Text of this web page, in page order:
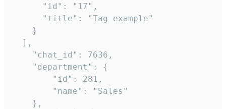
      "id": "17",
      "title": "Tag example"
    }
  ],
    "chat_id": 7636,
    "department": {
        "id": 281,
        "name": "Sales"
    },